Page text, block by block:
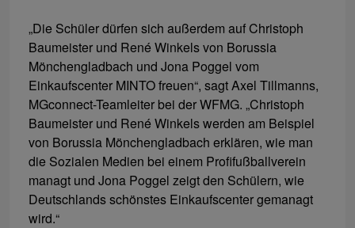
„Die Schüler dürfen sich außerdem auf Christoph
Baumeister und René Winkels von Borussia
Mönchengladbach und Jona Poggel vom
Einkaufscenter MINTO freuen“, sagt Axel Tillmanns,
MGconnect-Teamleiter bei der WFMG. „Christoph
Baumeister und René Winkels werden am Beispiel
von Borussia Mönchengladbach erklären, wie man
die Sozialen Medien bei einem Profifußballverein
managt und Jona Poggel zeigt den Schülern, wie
Deutschlands schönstes Einkaufscenter gemanagt
wird.“